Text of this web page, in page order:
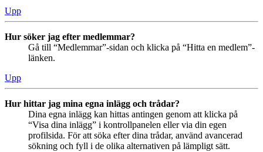
Upp
Hur söker jag efter medlemmar?
Gå till “Medlemmar”-sidan och klicka på “Hitta en medlem”-
länken.
Upp
Hur hittar jag mina egna inlägg och trådar?
Dina egna inlägg kan hittas antingen genom att klicka på
“Visa dina inlägg” i kontrollpanelen eller via din egen
profilsida. För att söka efter dina trådar, använd avancerad
sökning och fyll i de olika alternativen på lämpligt sätt.